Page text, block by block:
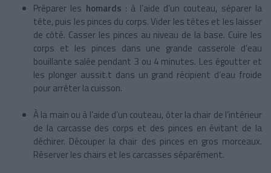
Préparer les homards : à l’aide d’un couteau, séparer la
tête, puis les pinces du corps. Vider les têtes et les laisser
de côté. Casser les pinces au niveau de la base. Cuire les
corps et les pinces dans une grande casserole d’eau
bouillante salée pendant 3 ou 4 minutes. Les égoutter et
les plonger aussit.t dans un grand récipient d’eau froide
pour arrêter la cuisson.
À la main ou à l’aide d’un couteau, ôter la chair de l’intérieur
de la carcasse des corps et des pinces en évitant de la
déchirer. Découper la chair des pinces en gros morceaux.
Réserver les chairs et les carcasses séparément.